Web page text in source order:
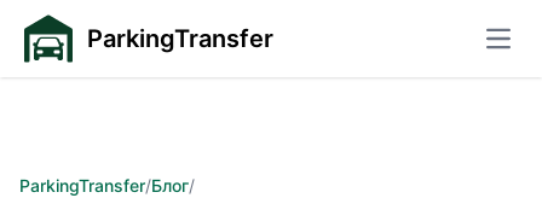
ParkingTransfer
ParkingTransfer/Блог/